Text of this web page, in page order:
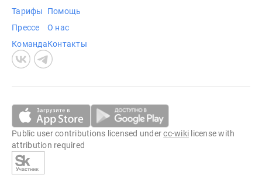
Тарифы
Прессе
Команда
Помощь
О нас
Контакты
Public user contributions licensed undercc-wiki license with
attribution required